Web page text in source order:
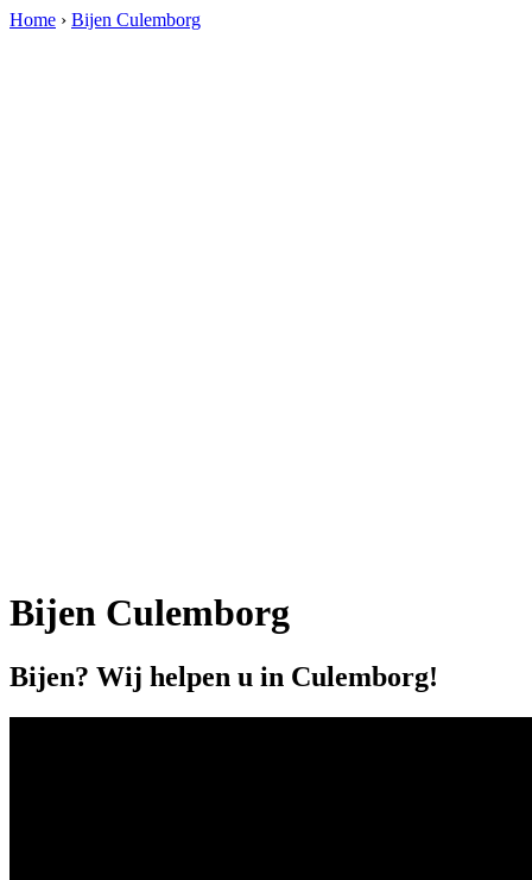
Home › Bijen Culemborg
Bijen Culemborg
Bijen? Wij helpen u in Culemborg!